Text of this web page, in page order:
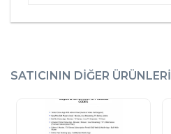
SATICININ DIĞER ÜRÜNLERI